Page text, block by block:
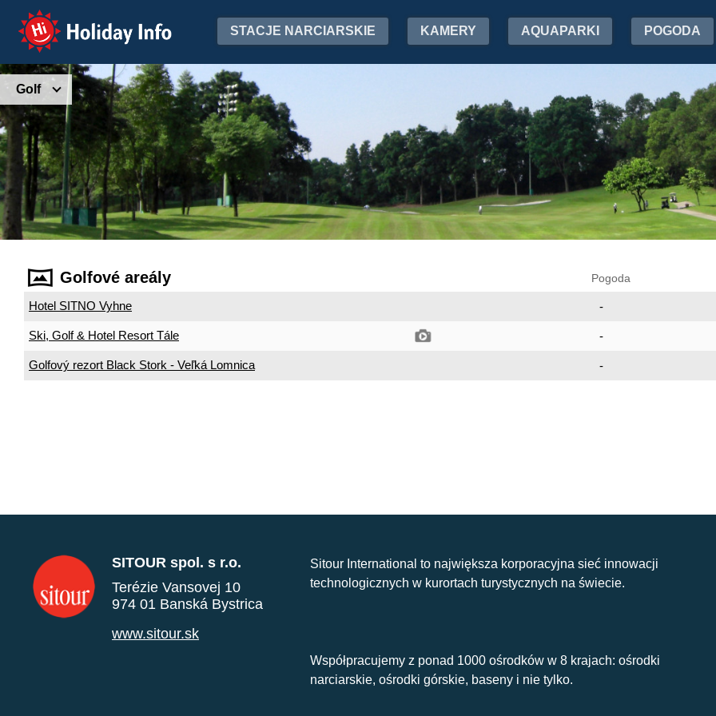
Holiday Info STACJE NARCIARSKIE KAMERY AQUAPARKI POGODA
Golf
Golfové areály Pogoda
Hotel SITNO Vyhne -
Ski, Golf & Hotel Resort Tále -
Golfový rezort Black Stork - Veľká Lomnica -
SITOUR spol. s r.o.
Terézie Vansovej 10
974 01 Banská Bystrica
www.sitour.sk
Sitour International to największa korporacyjna sieć innowacji
technologicznych w kurortach turystycznych na świecie.
Współpracujemy z ponad 1000 ośrodków w 8 krajach: ośrodki
narciarskie, ośrodki górskie, baseny i nie tylko.